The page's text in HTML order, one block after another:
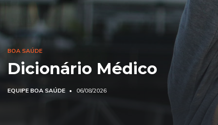
BOA SAÚDE
Dicionário Médico
EQUIPE BOA SAÚDE 06/08/2026